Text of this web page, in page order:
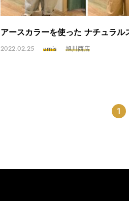
アースカラーを使った ナチュラル
2022.02.25 urnis 旭川西店
1